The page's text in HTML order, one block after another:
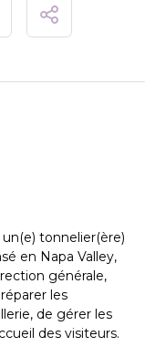
tonnelier(ère)
en Napa Valley,
générale,
les
de gérer les
des visiteurs.